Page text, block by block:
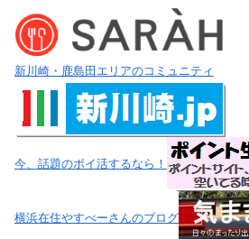
新川崎・鹿島田エリアのコミュニティ
今、話題のポイ活するなら！
横浜在住やすべーさんのブログ